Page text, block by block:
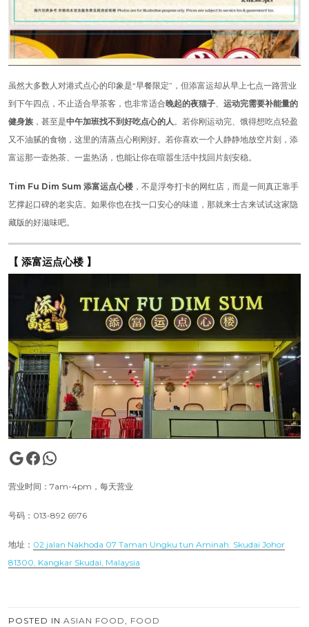
虽然大多数人对港式点心的印象是“早餐限定”，但添富运却从早上七点一路营业
到下午四点，不止适合早茶客，也非常适合晚起的夜猫子
运动完需要补能量的
健身族 ，甚至是中午加班找不到好吃点心的人 。若你刚运动完、饿得想吃点轻盈
又不油腻的食物，这里的清蒸点心刚刚好。若你喜欢一个人静静地放空片刻，添
富运那一壶热茶、一盅热汤，也能让你在喧嚣生活中找回片刻安稳。
Tim Fu Dim Sum 添富运点心楼 ，不是浮夸打卡的网红店，而是一间真正靠手
艺撑起口碑的老实店。如果你也在找一口安心的味道，那就来士古来试试这家隐
藏版的好滋味吧。
【 添富运点心楼 】
Google
Facebook
WhatsApp
营业时间：7am-4pm，每天营业
号码：013-892 6976
地址： 02 jalan Nakhoda 07 Taman Ungku tun Aminah. Skudai Johor
81300, Kangkar Skudai, Malaysia
POSTED IN ASIAN FOOD, FOOD